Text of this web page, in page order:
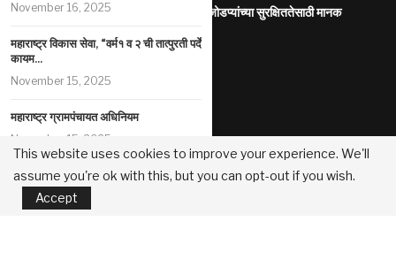
आंतरजातीय किंवा आंतरधर्मीय विवाह करणा-या जोडप्यांच्या सुरक्षिततेसाठी मानक
July 29, 2026
पोलीस कोठडीतील मृत्यू
सुधारित प्रधानमंत्री पीक विमा योजना
July 29, 2026
महानगरपालिका /नगरपरिषदा/नगरपंचायती यांच्या मालकीच्या मालमत्तांच्या मुद्रीकरण
धोरण
November 16, 2025
महाराष्ट्र विकास सेवा, “वर्म१ व २ ची तात्पुरती पर्दे
कायम...
November 15, 2025
महाराष्ट्र ग्रामपंचायत अधिनियम
November 15, 2025
जन्म मृत्यू नोंदणी शासन निर्णय
November 13, 2025
This website uses cookies to improve your experience. We'll
assume you're ok with this, but you can opt-out if you wish.
Accept